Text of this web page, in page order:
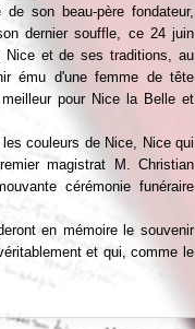
son beau-père fondateur,
dernier souffle, ce 24 juin
Nice et de ses traditions, au
ému d'une femme de tête
pour Nice la Belle et
couleurs de Nice, Nice qui
magistrat M. Christian
cérémonie funéraire
en mémoire le souvenir
et qui, comme le